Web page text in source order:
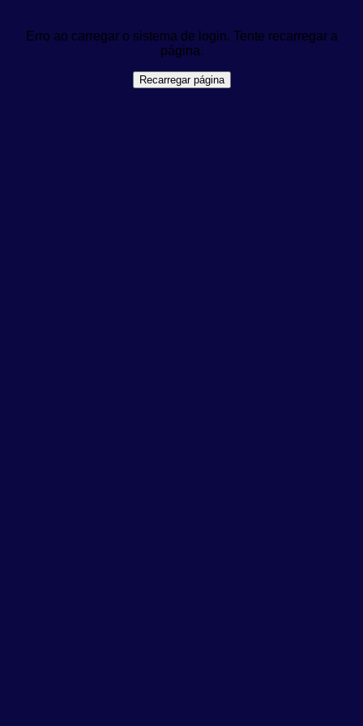
Erro ao carregar o sistema de login. Tente recarregar a
página.
Recarregar página